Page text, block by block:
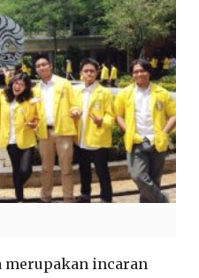
merupakan incaran